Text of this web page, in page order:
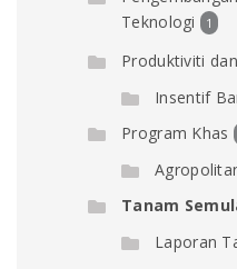
Teknologi
1
Produktiviti
Insentif
Program Khas
Tanam
Laporan